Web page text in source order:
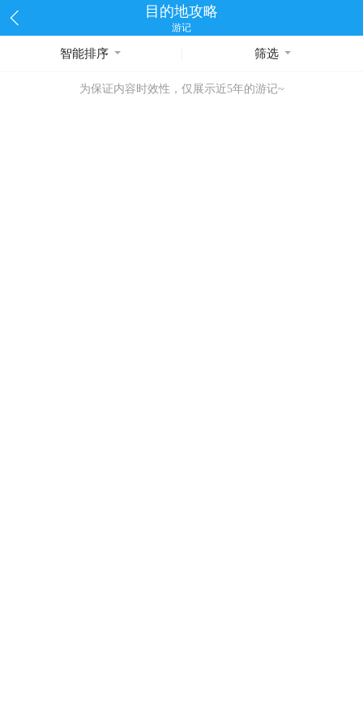
目的地攻略
游记
智能排序 筛选
为保证内容时效性，仅展示近5年的游记~